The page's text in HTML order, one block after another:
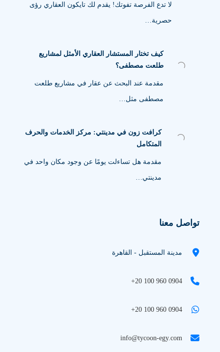
لا تدع الفرصة تفوتك! يقدم لك تايكون العقاري رؤى
حصرية…
كيف تختار المستشار العقاري الأمثل لمشاريع
طلعت مصطفى؟
مقدمة عند البحث عن عقار في مشاريع طلعت
مصطفى مثل…
كرافت زون في مدينتي: مركز الخدمات والحرف
المتكامل
مقدمة هل تساءلت يومًا عن وجود مكان واحد في
مدينتي…
تواصل معنا
مدينة المستقبل - القاهرة
+20 100 960 0904
+20 100 960 0904
info@tycoon-egy.com